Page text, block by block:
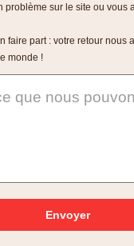
problème sur le site ou vous
faire part : votre retour nous
monde !
que nous